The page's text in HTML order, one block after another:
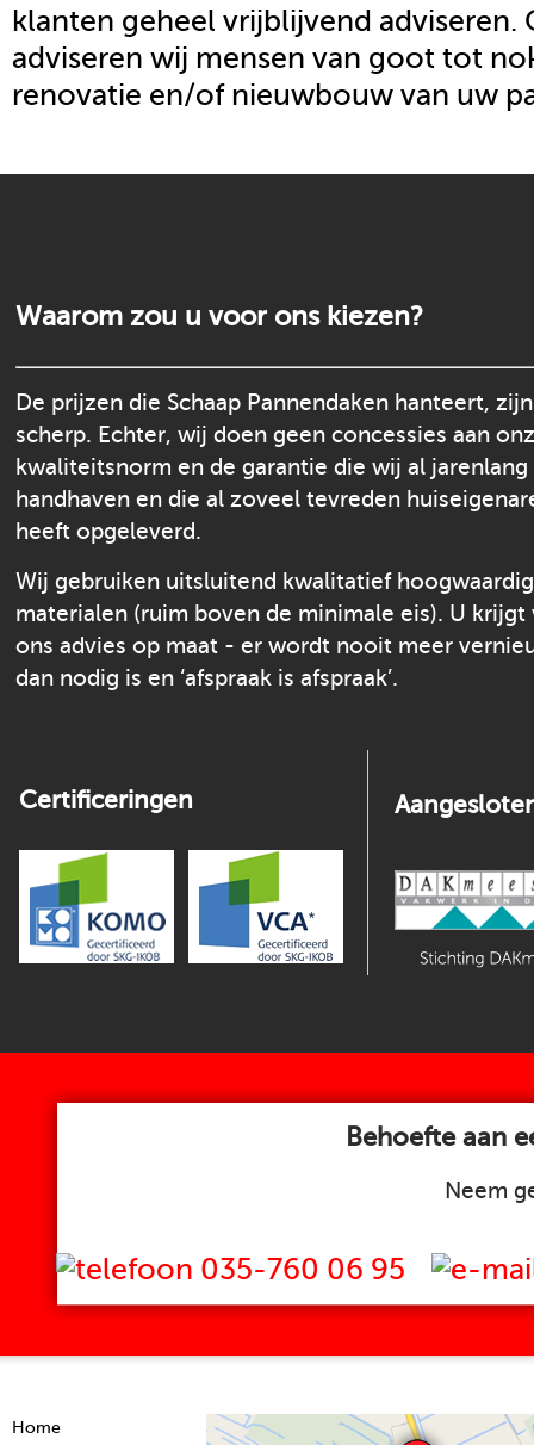
klanten geheel vrijblijvend adviseren.
adviseren wij mensen van goot tot
renovatie en/of nieuwbouw van uw
Waarom zou u voor ons kiezen?
De prijzen die Schaap Pannendaken hanteert,
scherp. Echter, wij doen geen concessies aan
kwaliteitsnorm en de garantie die wij al jarenlang
handhaven en die al zoveel tevreden
heeft opgeleverd.
Wij gebruiken uitsluitend kwalitatief
materialen (ruim boven de minimale eis). U krijgt
ons advies op maat - er wordt nooit meer
dan nodig is en ‘afspraak is afspraak’.
Certificeringen
Behoefte aan
Neem
035-760 06 95
Home